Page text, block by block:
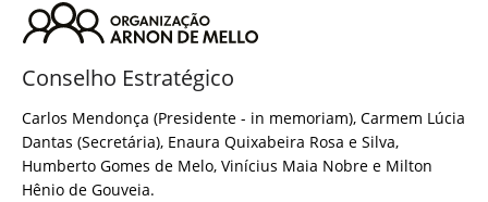
Conselho Estratégico
Carlos Mendonça (Presidente - in memoriam), Carmem Lúcia
Dantas (Secretária), Enaura Quixabeira Rosa e Silva,
Humberto Gomes de Melo, Vinícius Maia Nobre e Milton
Hênio de Gouveia.